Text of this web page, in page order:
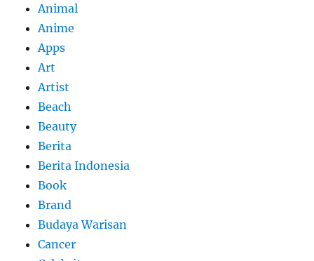
Animal
Anime
Apps
Art
Artist
Beach
Beauty
Berita
Berita Indonesia
Book
Brand
Budaya Warisan
Cancer